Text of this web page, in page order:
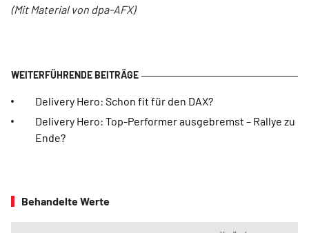
(Mit Material von dpa-AFX)
Delivery Hero: Schon fit für den DAX?
Delivery Hero: Top-Performer ausgebremst – Rallye zu
Ende?
Behandelte Werte